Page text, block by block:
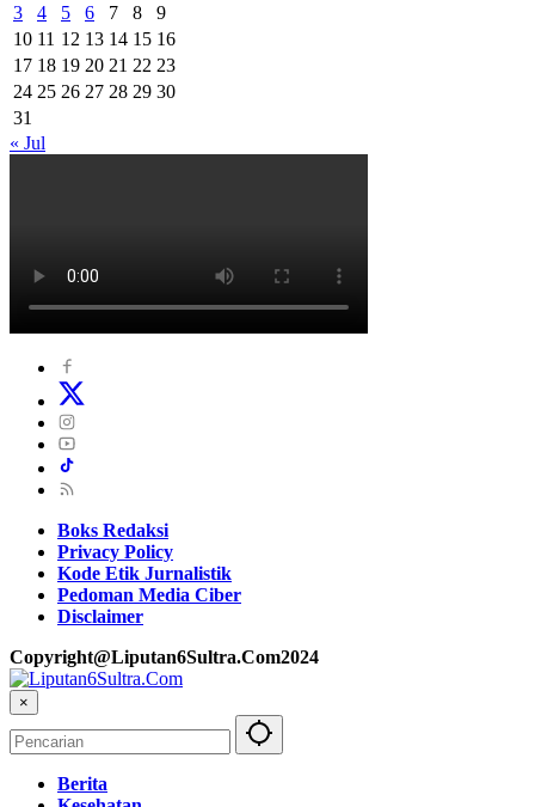
3
4 5 6 7 8
9
10 11 12 13 14 15 16
17 18 19 20 21 22 23
24 25 26 27 28 29 30
31
« Jul
Boks Redaksi
Privacy Policy
Kode Etik Jurnalistik
Pedoman Media Ciber
Disclaimer
Copyright@Liputan6Sultra.Com2024
×
Berita